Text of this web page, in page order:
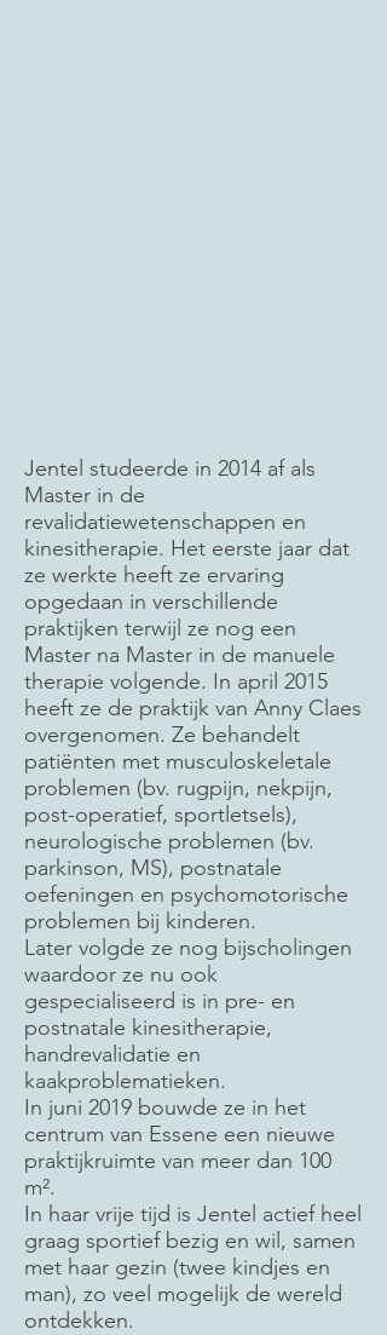
Jentel studeerde in 2014 af als
Master in de
revalidatiewetenschappen en
kinesitherapie. Het eerste jaar dat
ze werkte heeft ze ervaring
opgedaan in verschillende
praktijken terwijl ze nog een
Master na Master in de manuele
therapie volgende. In april 2015
heeft ze de praktijk van Anny Claes
overgenomen. Ze behandelt
patiënten met musculoskeletale
problemen (bv. rugpijn, nekpijn,
post-operatief, sportletsels),
neurologische problemen (bv.
parkinson, MS), postnatale
oefeningen en psychomotorische
problemen bij kinderen.
Later volgde ze nog bijscholingen
waardoor ze nu ook
gespecialiseerd is in pre- en
postnatale kinesitherapie,
handrevalidatie en
kaakproblematieken.
In juni 2019 bouwde ze in het
centrum van Essene een nieuwe
praktijkruimte van meer dan 100
m².
In haar vrije tijd is Jentel actief heel
graag sportief bezig en wil, samen
met haar gezin (twee kindjes en
man), zo veel mogelijk de wereld
ontdekken.